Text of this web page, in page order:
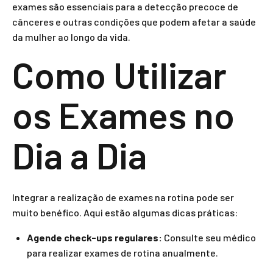
exames são essenciais para a detecção precoce de
cânceres e outras condições que podem afetar a saúde
da mulher ao longo da vida.
Como Utilizar
os Exames no
Dia a Dia
Integrar a realização de exames na rotina pode ser
muito benéfico. Aqui estão algumas dicas práticas:
Agende check-ups regulares: Consulte seu médico
para realizar exames de rotina anualmente.